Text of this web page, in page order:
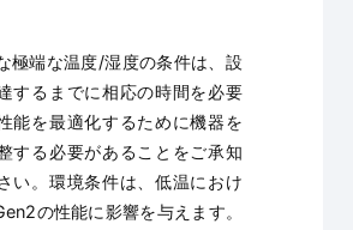
極端な温度/湿度の条件は、設
するまでに相応の時間を必要
能を最適化するために機器を
する必要があることをご承知
い。環境条件は、低温におけ
の性能に影響を与えます。